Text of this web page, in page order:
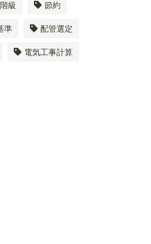
級 節約
準 配管選定
電気工事計算